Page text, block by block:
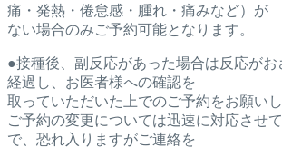
痛・発熱・倦怠感・腫れ・痛みなど）が
ない場合のみご予約可能となります。
●接種後、副反応があった場合は反応がお
経過し、お医者様への確認を
取っていただいた上でのご予約をお願い
ご予約の変更については迅速に対応させ
で、恐れ入りますがご連絡を